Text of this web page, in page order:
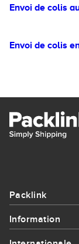
Envoi de colis
Envoi de colis
Packlink
Information